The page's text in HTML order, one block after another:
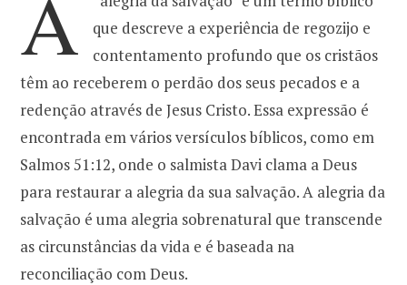
k
r
a
m
que descreve a experiência de regozijo e
contentamento profundo que os cristãos
têm ao receberem o perdão dos seus pecados e a
redenção através de Jesus Cristo. Essa expressão é
encontrada em vários versículos bíblicos, como em
Salmos 51:12, onde o salmista Davi clama a Deus
para restaurar a alegria da sua salvação. A alegria da
salvação é uma alegria sobrenatural que transcende
as circunstâncias da vida e é baseada na
reconciliação com Deus.